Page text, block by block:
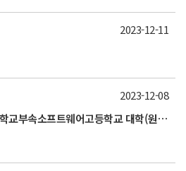
2023-12-11
2023학년도 제4기 단국대학교부속소프트웨어고등학교 대학(원)생 멘토링제 교육봉사학생 모집 안내
2023-12-08